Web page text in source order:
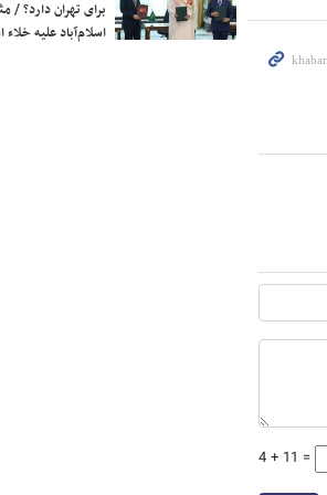
4 + 11 =
برای تهران دارد؟ /
اسلام‌آباد علیه